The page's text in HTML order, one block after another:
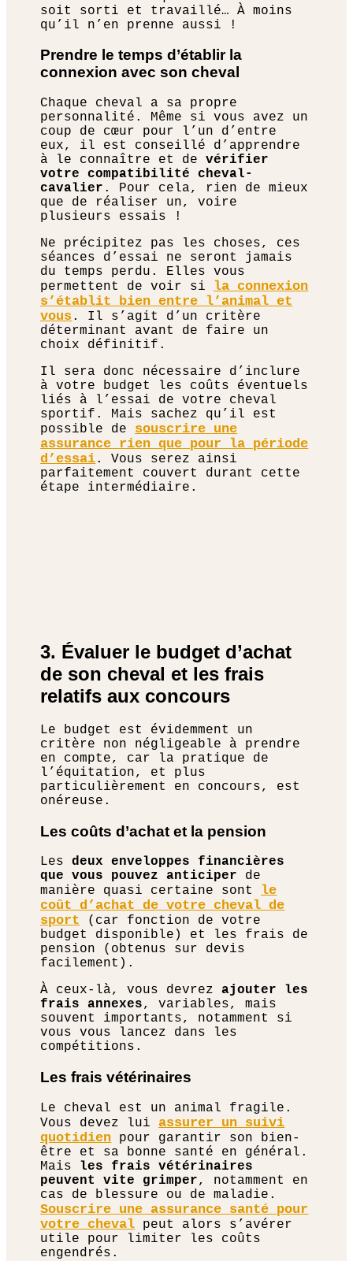
soit sorti et travaillé… À moins
qu’il n’en prenne aussi !
Prendre le temps d’établir la
connexion avec son cheval
Chaque cheval a sa propre
personnalité. Même si vous avez un
coup de cœur pour l’un d’entre
eux, il est conseillé d’apprendre
à le connaître et devérifier
votre compatibilité cheval-
cavalier . Pour cela, rien de mieux
que de réaliser un, voire
plusieurs essais !
Ne précipitez pas les choses, ces
séances d’essai ne seront jamais
du temps perdu. Elles vous
permettent de voir si la connexion
s’établit bien entre l’animal et
vous. Il s’agit d’un critère
déterminant avant de faire un
choix définitif.
Il sera donc nécessaire d’inclure
à votre budget les coûts éventuels
liés à l’essai de votre cheval
sportif. Mais sachez qu’il est
possible de souscrire une
assurance rien que pour la période
d’essai. Vous serez ainsi
parfaitement couvert durant cette
étape intermédiaire.
3. Évaluer le budget d’achat
de son cheval et les frais
relatifs aux concours
Le budget est évidemment un
critère non négligeable à prendre
en compte, car la pratique de
l’équitation, et plus
particulièrement en concours, est
onéreuse.
Les coûts d’achat et la pension
Lesdeux enveloppes financières
que vous pouvez anticiper de
manière quasi certaine sont le
coût d’achat de votre cheval de
sport (car fonction de votre
budget disponible) et les frais de
pension (obtenus sur devis
facilement).
À ceux-là, vous devrezajouter les
frais annexes, variables, mais
souvent importants, notamment si
vous vous lancez dans les
compétitions.
Les frais vétérinaires
Le cheval est un animal fragile.
Vous devez lui assurer un suivi
quotidien pour garantir son bien-
être et sa bonne santé en général.
Mais les frais vétérinaires
peuvent vite grimper, notamment en
cas de blessure ou de maladie.
Souscrire une assurance santé pour
votre cheval peut alors s’avérer
utile pour limiter les coûts
engendrés.